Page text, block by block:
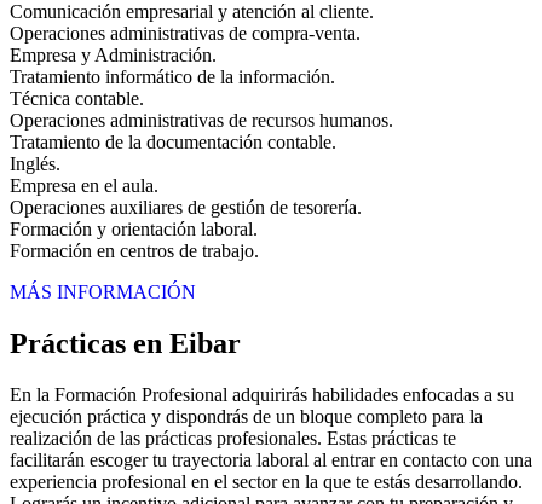
Comunicación empresarial y atención al cliente.
Operaciones administrativas de compra-venta.
Empresa y Administración.
Tratamiento informático de la información.
Técnica contable.
Operaciones administrativas de recursos humanos.
Tratamiento de la documentación contable.
Inglés.
Empresa en el aula.
Operaciones auxiliares de gestión de tesorería.
Formación y orientación laboral.
Formación en centros de trabajo.
MÁS INFORMACIÓN
Prácticas en Eibar
En la Formación Profesional adquirirás habilidades enfocadas a su
ejecución práctica y dispondrás de un bloque completo para la
realización de las prácticas profesionales. Estas prácticas te
facilitarán escoger tu trayectoria laboral al entrar en contacto con una
experiencia profesional en el sector en la que te estás desarrollando.